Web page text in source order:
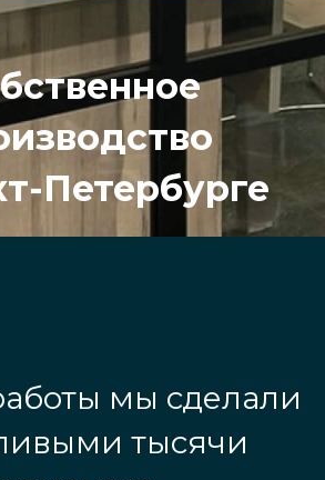
Петербурге
мы сделали
тысячи